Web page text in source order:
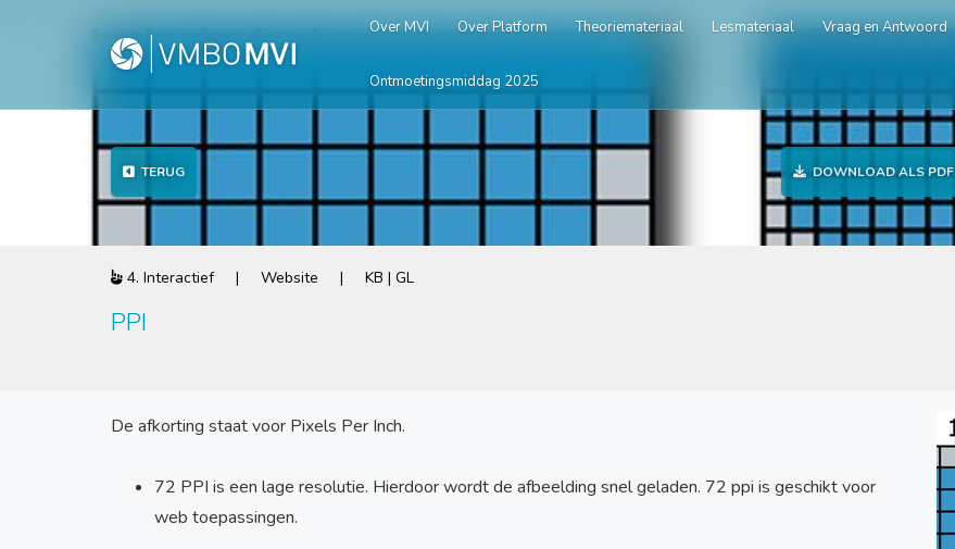
Over MVI Over Platform Theoriemateriaal Lesmateriaal Vraag en Antwoord
Ontmoetingsmiddag 2025
TERUG DOWNLOAD ALS PDF
4. Interactief | Website | KB | GL
PPI
De afkorting staat voor Pixels Per Inch.
72 PPI is een lage resolutie. Hierdoor wordt de afbeelding snel geladen. 72 ppi is geschikt voor
web toepassingen.